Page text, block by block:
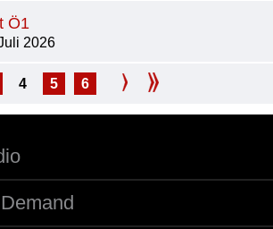
Ö1
2026
4 5 6